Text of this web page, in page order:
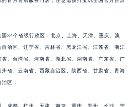
国34个省级行政区：北京、上海、天津、重庆、澳
治区、辽宁省、吉林省、黑龙江省、江苏省、浙江
、台湾省、河南省、湖北省、湖南省、广东省、广
省、云南省、西藏自治区、陕西省、甘肃省、青海
区；
成都、杭州、天津、南京、重庆、郑州、长沙、宁